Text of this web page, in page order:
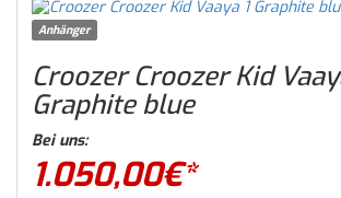
Anhänger
Croozer Croozer Kid
Graphite blue
Bei uns:
1.050,00€*